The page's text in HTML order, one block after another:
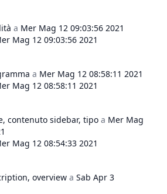
a Mer Mag 12 09:03:56 2021
Mag 12 09:03:56 2021
a Mer Mag 12 08:58:11 2021
Mag 12 08:58:11 2021
contenuto sidebar, tipo a Mer Mag
Mag 12 08:54:33 2021
overview a Sab Apr 3